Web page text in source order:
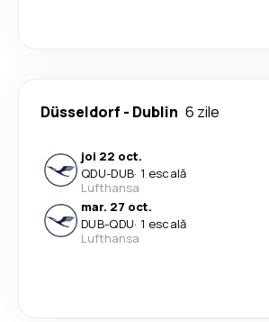
Düsseldorf - Dublin 6 zile
joi 22 oct.
QDU-DUB· 1 escală
Lufthansa
mar. 27 oct.
DUB-QDU· 1 escală
Lufthansa